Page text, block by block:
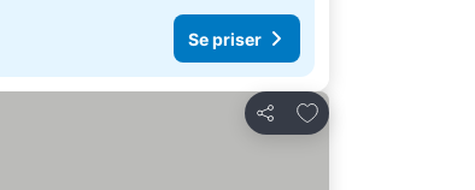
Se priser
Dela
Lägg till i Mina